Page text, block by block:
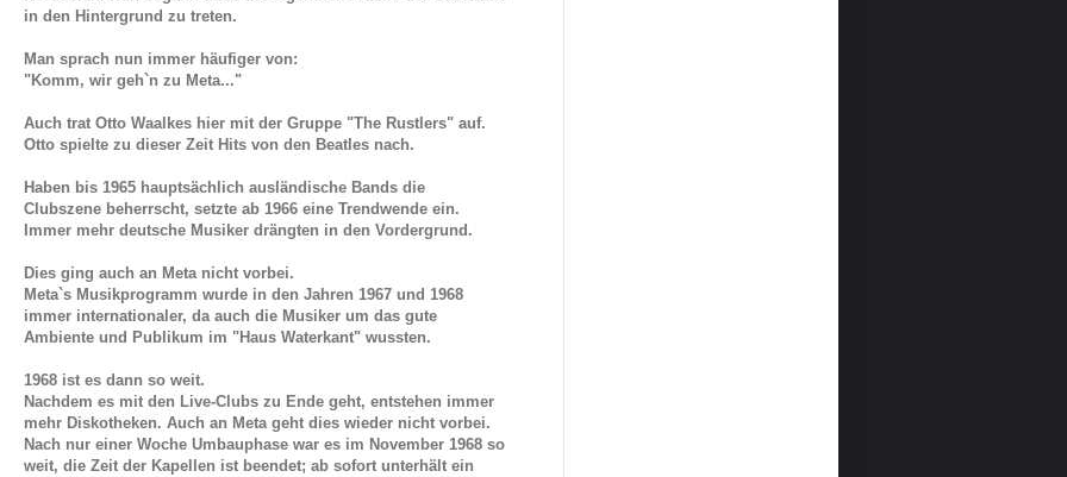
in den Hintergrund zu treten.
Man sprach nun immer häufiger von:
"Komm, wir geh`n zu Meta..."
Auch trat Otto Waalkes hier mit der Gruppe "The Rustlers" auf.
Otto spielte zu dieser Zeit Hits von den Beatles nach.
Haben bis 1965 hauptsächlich ausländische Bands die
Clubszene beherrscht, setzte ab 1966 eine Trendwende ein.
Immer mehr deutsche Musiker drängten in den Vordergrund.
Dies ging auch an Meta nicht vorbei.
Meta`s Musikprogramm wurde in den Jahren 1967 und 1968
immer internationaler, da auch die Musiker um das gute
Ambiente und Publikum im "Haus Waterkant" wussten.
1968 ist es dann so weit.
Nachdem es mit den Live-Clubs zu Ende geht, entstehen immer
mehr Diskotheken. Auch an Meta geht dies wieder nicht vorbei.
Nach nur einer Woche Umbauphase war es im November 1968 so
weit, die Zeit der Kapellen ist beendet; ab sofort unterhält ein